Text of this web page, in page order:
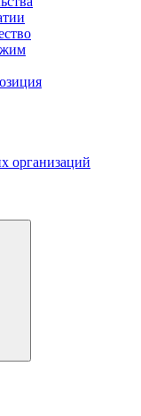
организаций